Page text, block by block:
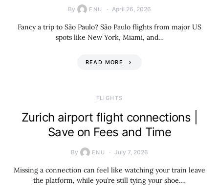
By ENU April 26, 2026
Fancy a trip to São Paulo? São Paulo flights from major US
spots like New York, Miami, and…
READ MORE
​FLIGHTS
Zurich airport flight connections |
Save on Fees and Time
By ENU July 7, 2026
Missing a connection can feel like watching your train leave
the platform, while you’re still tying your shoe.…